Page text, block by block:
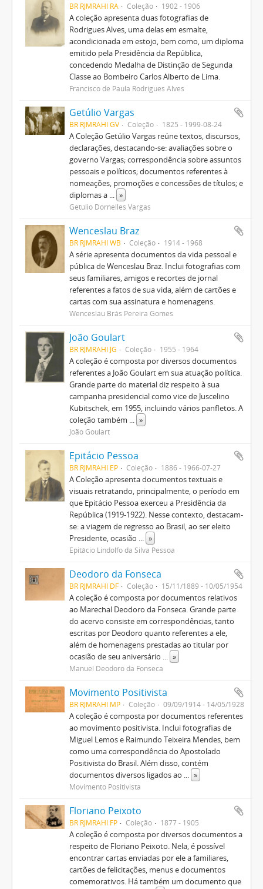
BR RJMRAHI RA Coleção 1902 - 1906
A coleção apresenta duas fotografias de
Rodrigues Alves, uma delas em esmalte,
acondicionada em estojo, bem como, um diploma
emitido pela Presidência da República,
concedendo Medalha de Distinção de Segunda
Classe ao Bombeiro Carlos Alberto de Lima.
Francisco de Paula Rodrigues Alves
Getúlio Vargas
BR RJMRAHI GV Coleção 1825 - 1999-08-24
A Coleção Getúlio Vargas reúne textos, discursos,
declarações, destacando-se: avaliações sobre o
governo Vargas; correspondência sobre assuntos
pessoais e políticos; documentos referentes à
nomeações, promoções e concessões de títulos; e
diplomas a ... »
Getúlio Dornelles Vargas
Wenceslau Braz
BR RJMRAHI WB Coleção 1914 - 1968
A série apresenta documentos da vida pessoal e
pública de Wenceslau Braz. Inclui fotografias com
seus familiares, amigos e recortes de jornal
referentes a fatos de sua vida, além de cartões e
cartas com sua assinatura e homenagens.
Wenceslau Brás Pereira Gomes
João Goulart
BR RJMRAHI JG Coleção 1955 - 1964
A coleção é composta por diversos documentos
referentes a João Goulart em sua atuação política.
Grande parte do material diz respeito à sua
campanha presidencial como vice de Juscelino
Kubitschek, em 1955, incluindo vários panfletos. A
coleção também ... »
João Goulart
Epitácio Pessoa
BR RJMRAHI EP Coleção 1886 - 1966-07-27
A Coleção apresenta documentos textuais e
visuais retratando, principalmente, o período em
que Epitácio Pessoa exerceu a Presidência da
República (1919-1922). Nesse contexto, destacam-
se: a viagem de regresso ao Brasil, ao ser eleito
Presidente, ocasião ... »
Epitácio Lindolfo da Silva Pessoa
Deodoro da Fonseca
BR RJMRAHI DF Coleção 15/11/1889 - 10/05/1954
A coleção é composta por documentos relativos
ao Marechal Deodoro da Fonseca. Grande parte
do acervo consiste em correspondências, tanto
escritas por Deodoro quanto referentes a ele,
além de homenagens prestadas ao titular por
ocasião de seu aniversário ... »
Manuel Deodoro da Fonseca
Movimento Positivista
BR RJMRAHI MP Coleção 09/09/1914 - 14/05/1928
A coleção é composta por documentos referentes
ao movimento positivista. Inclui fotografias de
Miguel Lemos e Raimundo Teixeira Mendes, bem
como uma correspondência do Apostolado
Positivista do Brasil. Além disso, contém
documentos diversos ligados ao ... »
Movimento Positivista
Floriano Peixoto
BR RJMRAHI FP Coleção 1877 - 1905
A coleção é composta por diversos documentos a
respeito de Floriano Peixoto. Nela, é possível
encontrar cartas enviadas por ele a familiares,
cartões de felicitações, menus e documentos
comemorativos. Há também um documento que